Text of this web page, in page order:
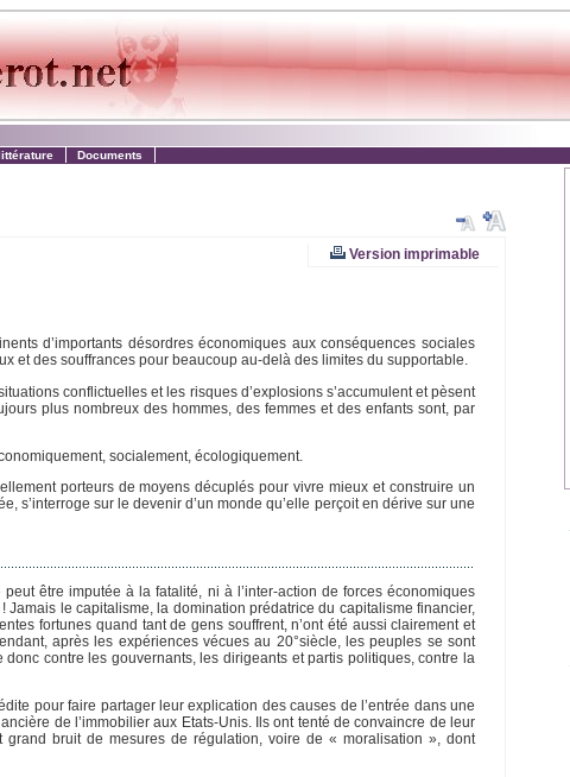
Documents
Version imprimable
d’importants désordres économiques aux conséquences sociales
et des souffrances pour beaucoup au-delà des limites du supportable.
conflictuelles et les risques d’explosions s’accumulent et pèsent
plus nombreux des hommes, des femmes et des enfants sont, par
socialement, écologiquement.
porteurs de moyens décuplés pour vivre mieux et construire un
s’interroge sur le devenir d’un monde qu’elle perçoit en dérive sur une
être imputée à la fatalité, ni à l’inter-action de forces économiques
le capitalisme, la domination prédatrice du capitalisme financier,
fortunes quand tant de gens souffrent, n’ont été aussi clairement et
après les expériences vécues au 20°siècle, les peuples se sont
contre les gouvernants, les dirigeants et partis politiques, contre la
pour faire partager leur explication des causes de l’entrée dans une
de l’immobilier aux Etats-Unis. Ils ont tenté de convaincre de leur
bruit de mesures de régulation, voire de « moralisation », dont